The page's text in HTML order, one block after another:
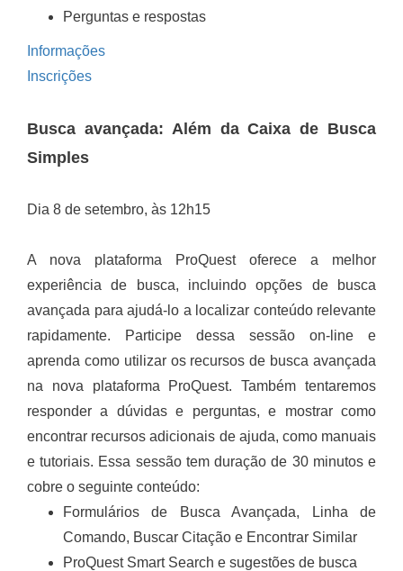
Perguntas e respostas
Informações
Inscrições
Busca avançada: Além da Caixa de Busca
Simples
Dia 8 de setembro, às 12h15
A nova plataforma ProQuest oferece a melhor
experiência de busca, incluindo opções de busca
avançada para ajudá-lo a localizar conteúdo relevante
rapidamente. Participe dessa sessão on-line e
aprenda como utilizar os recursos de busca avançada
na nova plataforma ProQuest. Também tentaremos
responder a dúvidas e perguntas, e mostrar como
encontrar recursos adicionais de ajuda, como manuais
e tutoriais. Essa sessão tem duração de 30 minutos e
cobre o seguinte conteúdo:
Formulários de Busca Avançada, Linha de
Comando, Buscar Citação e Encontrar Similar
ProQuest Smart Search e sugestões de busca